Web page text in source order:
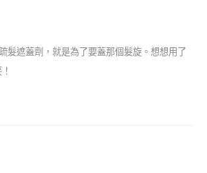
髮遮蓋劑，就是為了要蓋那個 髮旋。想想用了